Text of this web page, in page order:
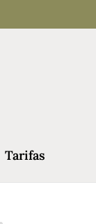
Tarifas